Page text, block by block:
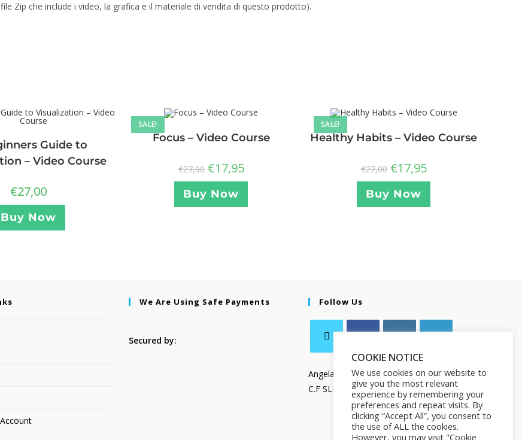
Zip che include i video, la grafica e il materiale di vendita di questo prodotto).
Guide to
– Video Course
€27,00
Buy Now
SALE!
Focus – Video Course
€27,00 €17,95
Buy Now
SALE!
Healthy Habits – Video Course
€27,00 €17,95
Buy Now
We Are Using Safe Payments
Secured by:
Follow Us
Angela Salamanca
C.F SLMNGL73T41Z133X
COOKIE NOTICE
We use cookies on our website to
give you the most relevant
experience by remembering your
preferences and repeat visits. By
clicking “Accept All”, you consent to
the use of ALL the cookies.
However, you may visit "Cookie